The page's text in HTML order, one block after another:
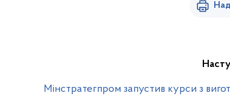
Мінстратегпром запустив курси з